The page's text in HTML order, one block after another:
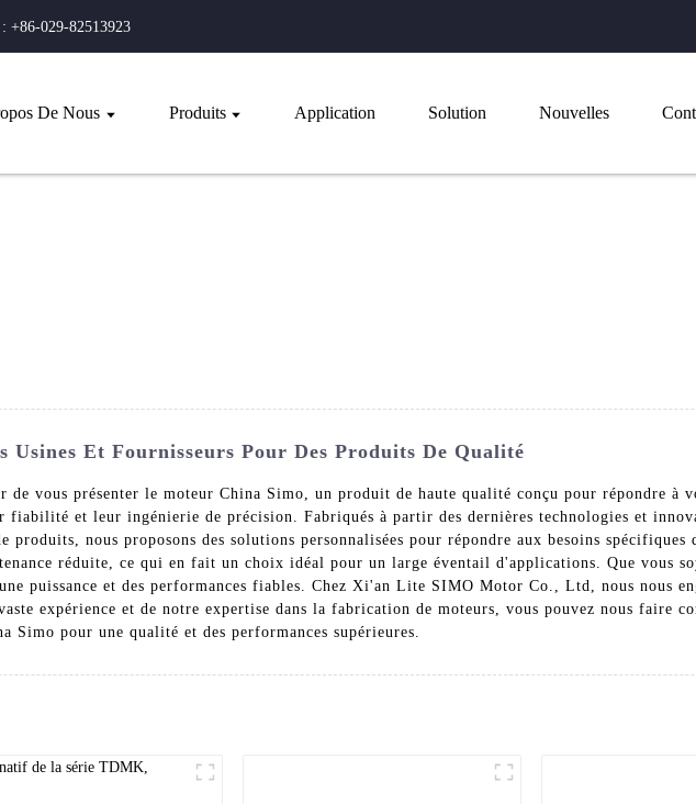
+86-029-82513923
De Nous Produits Application Solution Nouvelles
Et Fournisseurs Pour Des Produits De Qualité
vous présenter le moteur China Simo, un produit de haute qualité conçu pour répondre à
fiabilité et leur ingénierie de précision. Fabriqués à partir des dernières technologies et
produits, nous proposons des solutions personnalisées pour répondre aux besoins
réduite, ce qui en fait un choix idéal pour un large éventail d'applications. Que vous
puissance et des performances fiables. Chez Xi'an Lite SIMO Motor Co., Ltd, nous nous
expérience et de notre expertise dans la fabrication de moteurs, vous pouvez nous faire
Simo pour une qualité et des performances supérieures.